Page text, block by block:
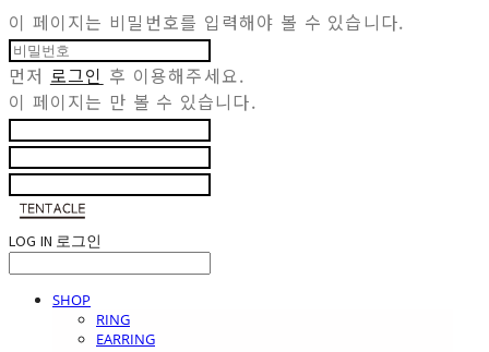
이 페이지는 비밀번호를 입력해야 볼 수 있습니다.
먼저 로그인 후 이용해주세요.
이 페이지는 만 볼 수 있습니다.
LOG IN 로그인
SHOP
RING
EARRING